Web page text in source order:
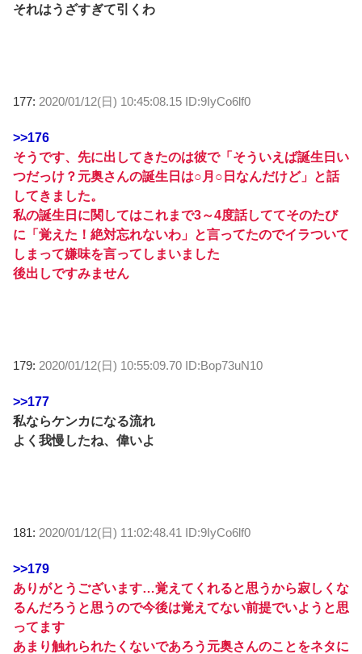
それはうざすぎて引くわ
177: 2020/01/12(日) 10:45:08.15 ID:9IyCo6lf0
>>176
そうです、先に出してきたのは彼で「そういえば誕生日い
つだっけ？元奥さんの誕生日は○月○日なんだけど」と話
してきました。
私の誕生日に関してはこれまで3～4度話しててそのたび
に「覚えた！絶対忘れないわ」と言ってたのでイラついて
しまって嫌味を言ってしまいました
後出しですみません
179: 2020/01/12(日) 10:55:09.70 ID:Bop73uN10
>>177
私ならケンカになる流れ
よく我慢したね、偉いよ
181: 2020/01/12(日) 11:02:48.41 ID:9IyCo6lf0
>>179
ありがとうございます…覚えてくれると思うから寂しくな
るんだろうと思うので今後は覚えてない前提でいようと思
ってます
あまり触れられたくないであろう元奥さんのことをネタに